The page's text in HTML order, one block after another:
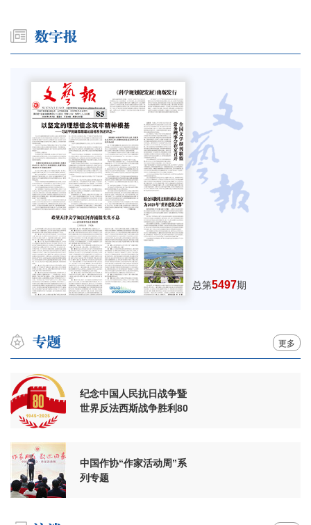
总第5497期
更多
纪念中国人民抗日战争暨
世界反法西斯战争胜利80
中国作协“作家活动周”系
列专题